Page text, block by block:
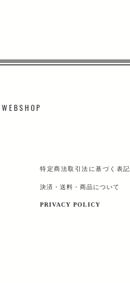
W E B S H O P
特定商法取引法に基づく表記
決済・送料・商品について
PRIVACY POLICY